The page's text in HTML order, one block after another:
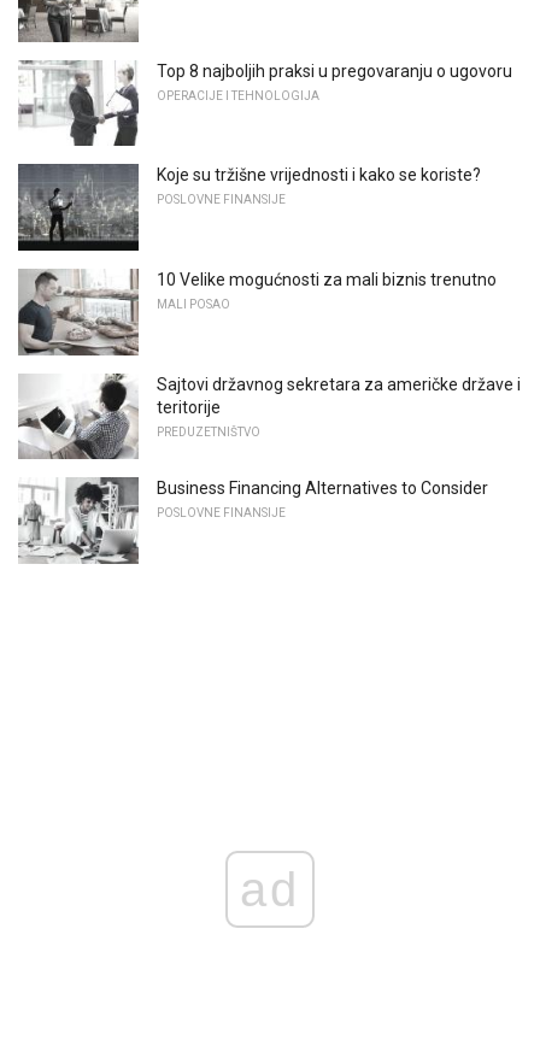
Top 8 najboljih praksi u pregovaranju o ugovoru
OPERACIJE I TEHNOLOGIJA
Koje su tržišne vrijednosti i kako se koriste?
POSLOVNE FINANSIJE
10 Velike mogućnosti za mali biznis trenutno
MALI POSAO
Sajtovi državnog sekretara za američke države i
teritorije
PREDUZETNIŠTVO
Business Financing Alternatives to Consider
POSLOVNE FINANSIJE
ad